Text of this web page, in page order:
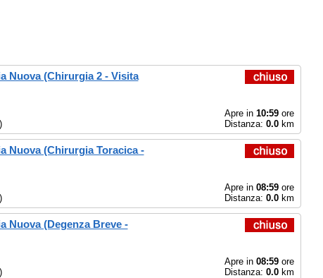
Nuova (Chirurgia 2 - Visita
Apre in 10:59ore
Distanza: 0.0km
Nuova (Chirurgia Toracica -
Apre in 08:59ore
Distanza: 0.0km
Nuova (Degenza Breve -
Apre in 08:59ore
Distanza: 0.0km